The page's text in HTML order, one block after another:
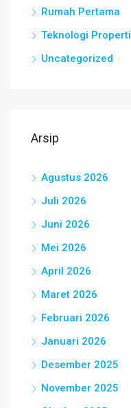
Rumah Pertama
Teknologi Properti
Uncategorized
Arsip
Agustus 2026
Juli 2026
Juni 2026
Mei 2026
April 2026
Maret 2026
Februari 2026
Januari 2026
Desember 2025
November 2025